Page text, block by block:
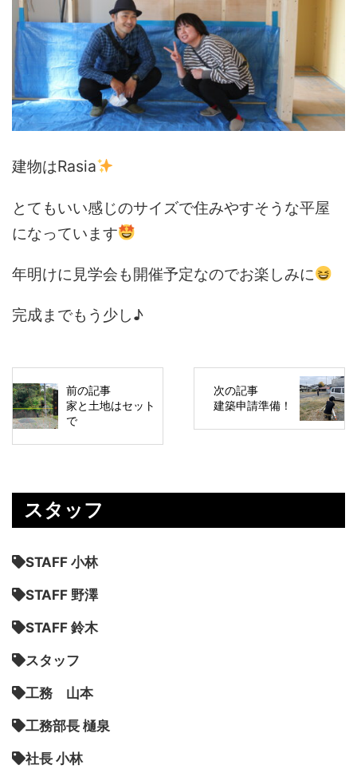
建物はRasia
とてもいい感じのサイズで住みやすそうな平屋
になっています
年明けに見学会も開催予定なのでお楽しみに
完成までもう少し♪
前の記事
家と土地はセット
で
次の記事
建築申請準備！
スタッフ
STAFF 小林
STAFF 野澤
STAFF 鈴木
スタッフ
工務 山本
工務部長 樋泉
社長 小林